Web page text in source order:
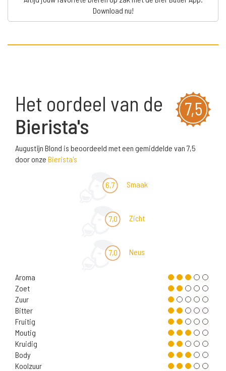
Download nu!
7,5
Het oordeel van de
Bierista's
Augustijn Blond is beoordeeld met een gemiddelde van 7,5
door onze Bierista's
6,7 Smaak
7,0 Zicht
7,0 Neus
Aroma
Zoet
Zuur
Bitter
Fruitig
Moutig
Kruidig
Body
Koolzuur